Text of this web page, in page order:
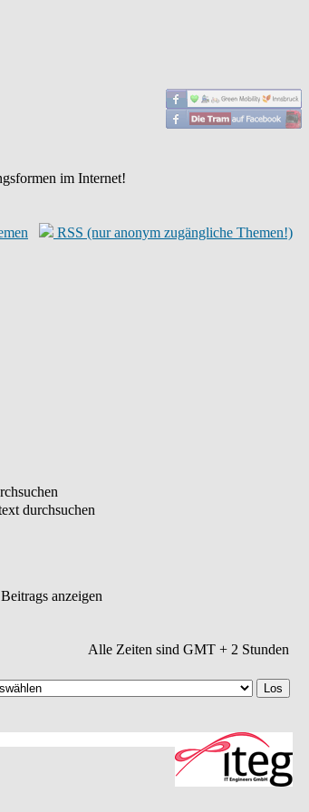
im Internet!
RSS (nur anonym zugängliche Themen!)
durchsuchen
anzeigen
Alle Zeiten sind GMT + 2 Stunden